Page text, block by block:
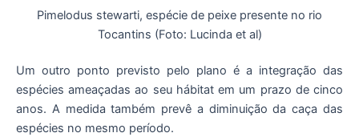
Pimelodus stewarti, espécie de peixe presente no rio
Tocantins (Foto: Lucinda et al)
Um outro ponto previsto pelo plano é a integração das
espécies ameaçadas ao seu hábitat em um prazo de cinco
anos. A medida também prevê a diminuição da caça das
espécies no mesmo período.